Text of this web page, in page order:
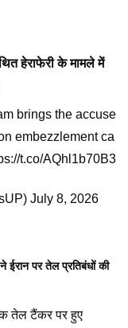
हेराफेरी के मामले में
brings the accuse
embezzlement ca
t.co/AQhl1b70B3
July 8, 2026
ईरान पर तेल प्रतिबंधों की
तेल टैंकर पर हुए